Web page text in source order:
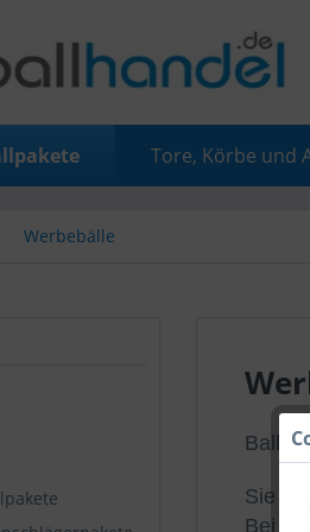
Tore, Körbe und
Werbebälle
Sie
Bei